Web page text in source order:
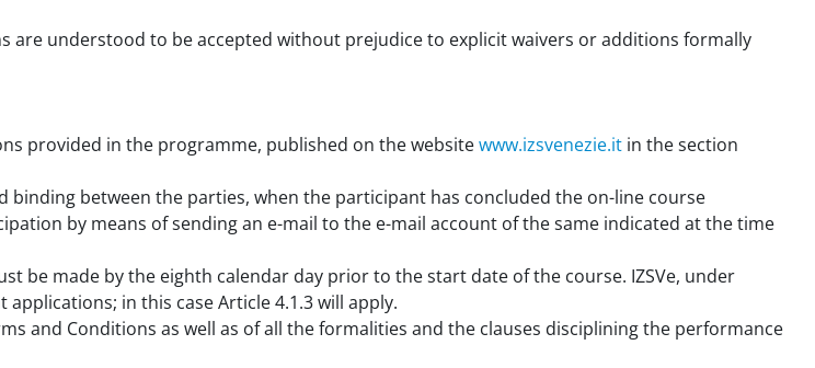
are understood to be accepted without prejudice to explicit waivers or additions formally
provided in the programme, published on the websitewww.izsvenezie.it in the section
between the parties, when the participant has concluded the on-line course
by means of sending an e-mail to the e-mail account of the same indicated at the time
be made by the eighth calendar day prior to the start date of the course. IZSVe, under
in this case Article 4.1.3 will apply.
and Conditions as well as of all the formalities and the clauses disciplining the performance